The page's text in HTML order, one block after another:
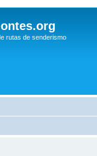
rutas de senderismo